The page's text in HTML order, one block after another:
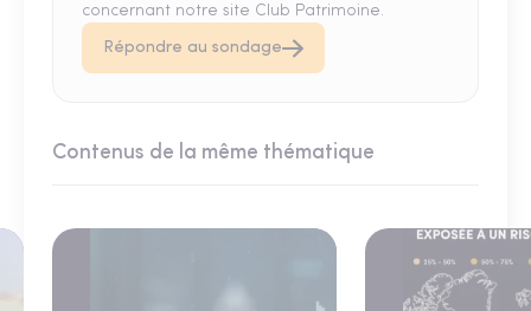
concernant notre site Club Patrimoine.
Répondre au sondage
Contenus de la même thématique